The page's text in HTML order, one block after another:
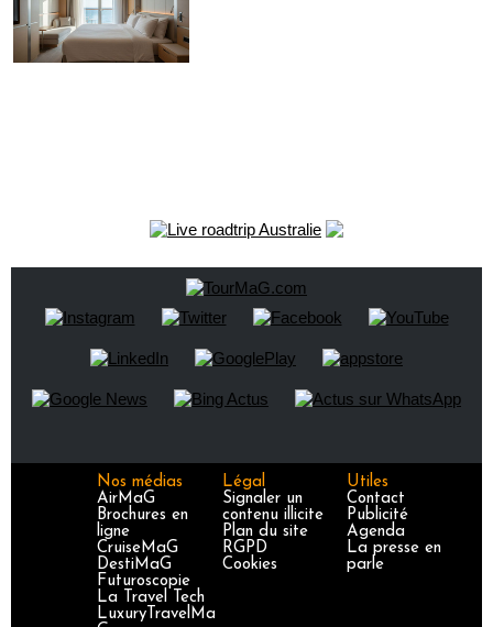
Nos médias
AirMaG
Brochures en
ligne
CruiseMaG
DestiMaG
Futuroscopie
La Travel Tech
LuxuryTravelMa
Légal
Signaler un
contenu illicite
Plan du site
RGPD
Cookies
Utiles
Contact
Publicité
Agenda
La presse en
parle